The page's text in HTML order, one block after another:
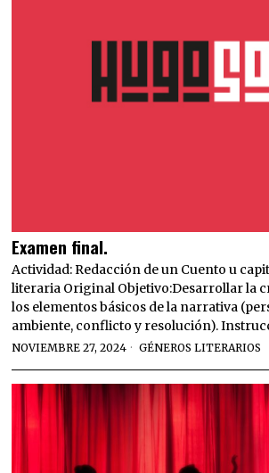
Examen final.
Actividad: Redacción de un Cuento u
literaria Original Objetivo:Desarrollar la
los elementos básicos de la narrativa
ambiente, conflicto y resolución).
NOVIEMBRE 27, 2024 GÉNEROS LITERARIOS